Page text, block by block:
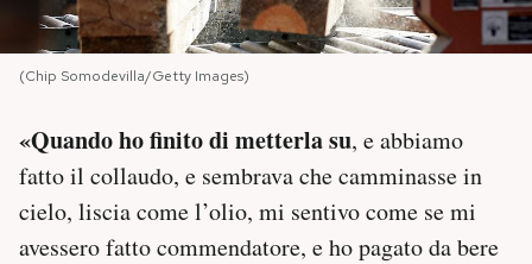
CALENDARIO
AREA PERSONALE
(Chip Somodevilla/Getty Images)
«Quando ho finito di metterla su, e abbiamo
fatto il collaudo, e sembrava che camminasse in
cielo, liscia come l’olio, mi sentivo come se mi
avessero fatto commendatore, e ho pagato da bere